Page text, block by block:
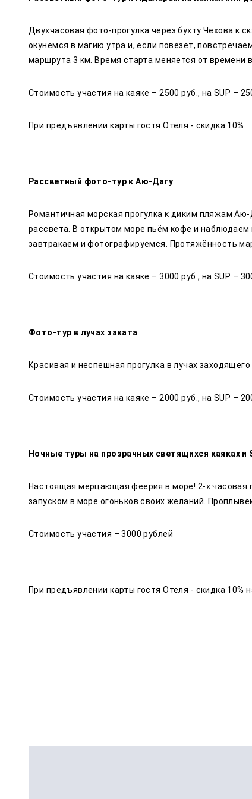
Двухчасовая фото-прогулка через бухту Чехова к
окунёмся в магию утра и, если повезёт,
маршрута 3 км. Время старта меняется от времени
Стоимость участия на каяке – 2500 руб., на SUP –
При предъявлении карты гостя Отеля - скидка 10%
Рассветный фото-тур к Аю-Дагу
Романтичная морская прогулка к диким пляжам
рассвета. В открытом море пьём кофе и наблюдаем
завтракаем и фотографируемся. Протяжённость
Стоимость участия на каяке – 3000 руб., на SUP –
Фото-тур в лучах заката
Красивая и неспешная прогулка в лучах
Стоимость участия на каяке – 2000 руб., на SUP –
Ночные туры на прозрачных светящихся каяках и
Настоящая мерцающая феерия в море! 2-х часовая
запуском в море огоньков своих желаний.
Стоимость участия – 3000 рублей
При предъявлении карты гостя Отеля - скидка 10%